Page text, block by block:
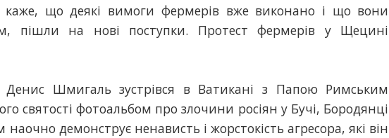
каже, що деякі вимоги фермерів вже виконано і що вони
пішли на нові поступки. Протест фермерів у Щецині
Денис Шмигаль зустрівся в Ватикані з Папою Римським
святості фотоальбом про злочини росіян у Бучі, Бородянці
демонструє ненависть і жорстокість агресора, які він